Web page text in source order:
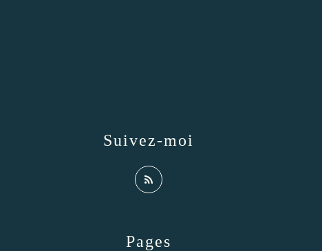
Pages
Suivez-moi